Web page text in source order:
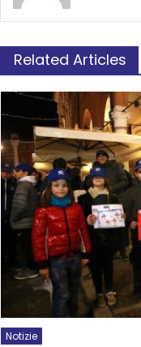
Related Articles
Notizie